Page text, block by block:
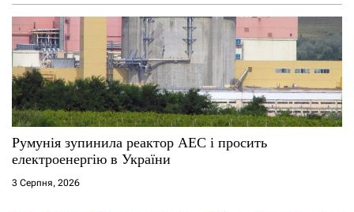
Румунія зупинила реактор АЕС і просить
електроенергію в України
3 Серпня, 2026